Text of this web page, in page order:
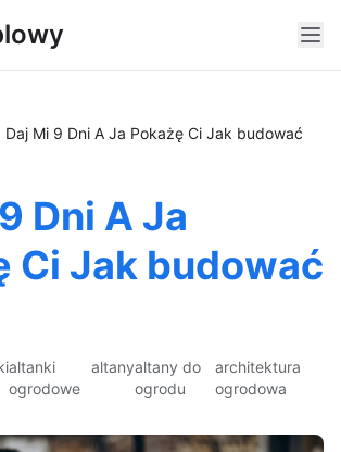
Daj Mi 9 Dni A Ja Pokażę Ci Jak budować
Dni A Ja
Ci Jak budować
altanki
ogrodowe
altanyaltany do
ogrodu
architektura
ogrodowa